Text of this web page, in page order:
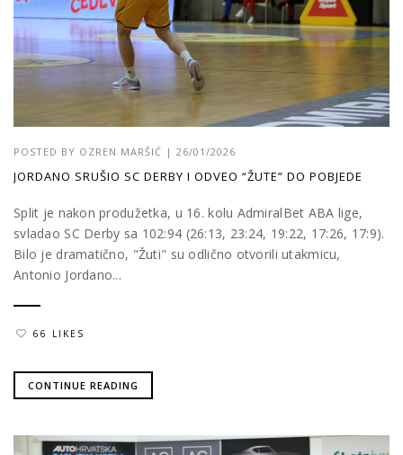
POSTED BY OZREN MARŠIĆ | 26/01/2026
JORDANO SRUŠIO SC DERBY I ODVEO “ŽUTE” DO POBJEDE
Split je nakon produžetka, u 16. kolu AdmiralBet ABA lige,
svladao SC Derby sa 102:94 (26:13, 23:24, 19:22, 17:26, 17:9).
Bilo je dramatično, "Žuti" su odlično otvorili utakmicu,
Antonio Jordano...
66 LIKES
CONTINUE READING